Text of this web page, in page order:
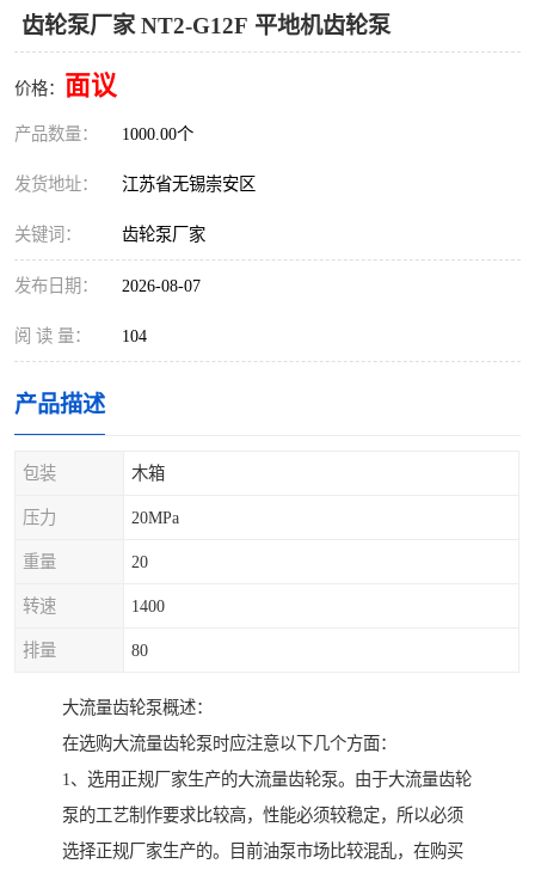
齿轮泵厂家 NT2-G12F 平地机齿轮泵
价格： 面议
产品数量： 1000.00个
发货地址： 江苏省无锡崇安区
关键词： 齿轮泵厂家
发布日期： 2026-08-07
阅 读 量： 104
产品描述
包装 木箱
压力 20MPa
重量 20
转速 1400
排量 80
大流量齿轮泵概述：
在选购大流量齿轮泵时应注意以下几个方面：
1、选用正规厂家生产的大流量齿轮泵。由于大流量齿轮
泵的工艺制作要求比较高，性能必须较稳定，所以必须
选择正规厂家生产的。目前油泵市场比较混乱，在购买